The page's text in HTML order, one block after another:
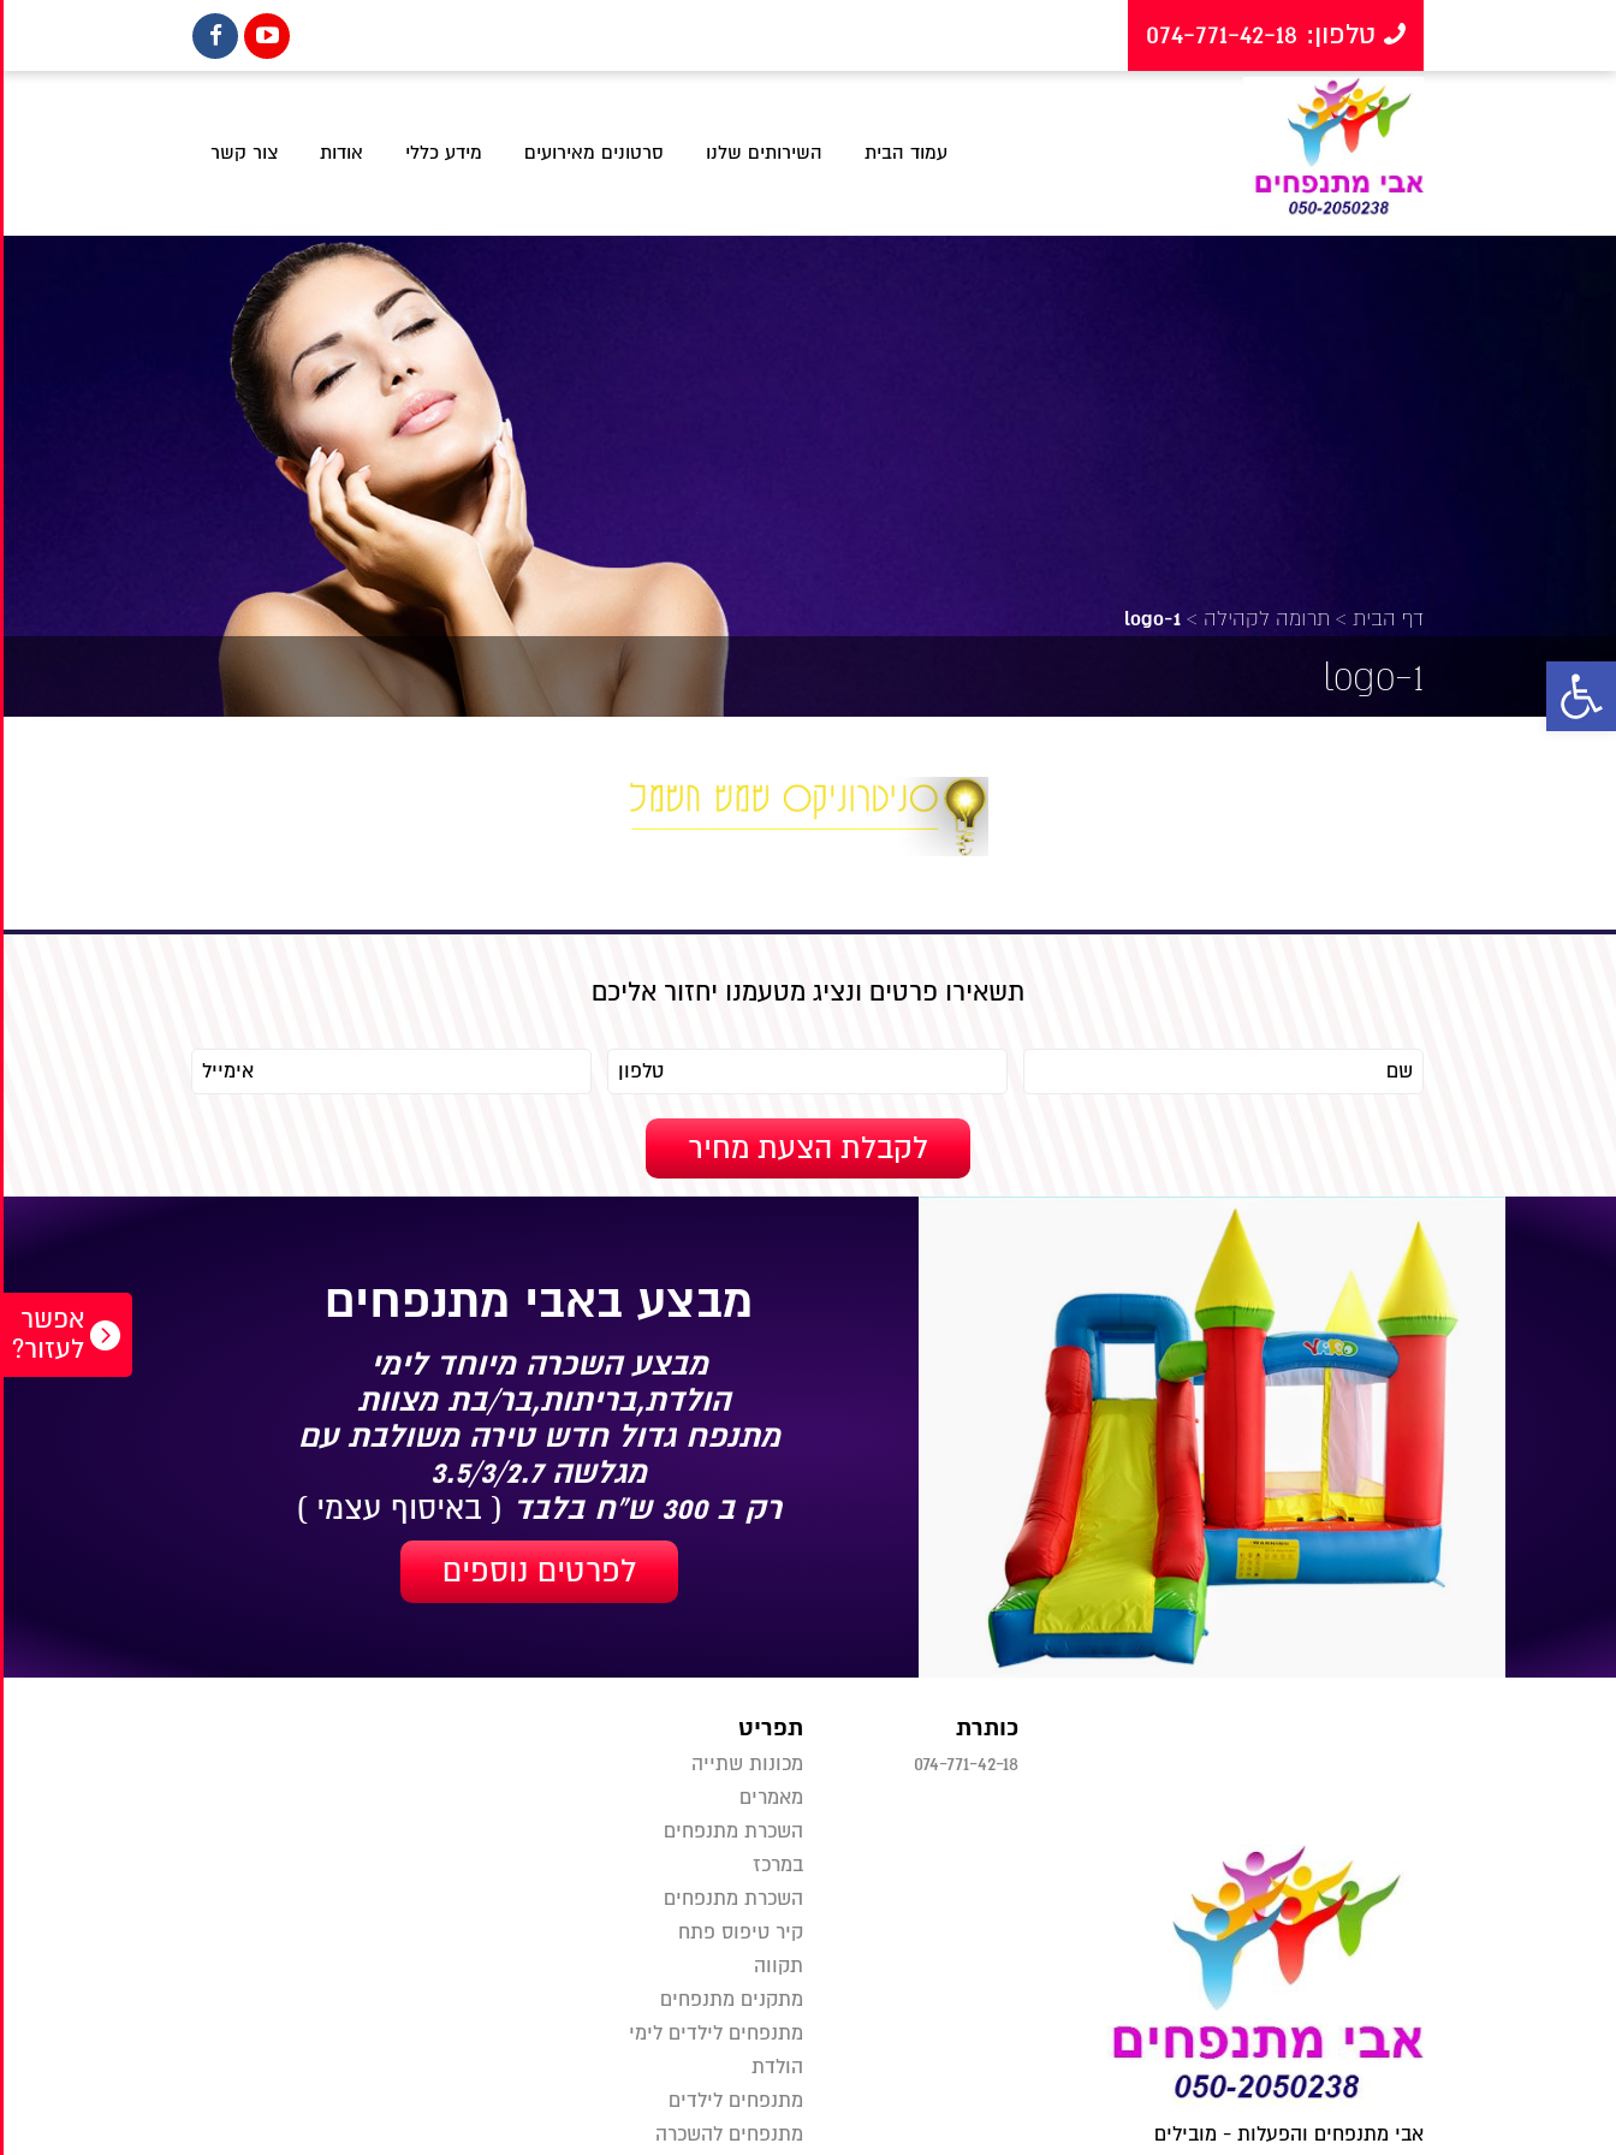
פתח סרגל נגישות
טלפון: 074-771-42-18
עמוד הבית השירותים שלנו סרטונים מאירועים מידע כללי אודות צור קשר
דף הבית > תרומה לקהילה >
logo-1
logo-1
אפשר
לעזור?
תשאירו פרטים ונציג מטעמנו יחזור אליכם
מבצע באבי מתנפחים
מבצע השכרה מיוחד לימי
הולדת,בריתות,בר/בת מצוות
מתנפח גדול חדש טירה משולבת עם
מגלשה 3.5/3/2.7
רק ב 300 ש"ח בלבד
( באיסוף עצמי )
לפרטים נוספים
אבי מתנפחים והפעלות - מובילים
כותרת
074-771-42-18
תפריט
מכונות שתייה
מאמרים
השכרת מתנפחים
במרכז
השכרת מתנפחים
קיר טיפוס פתח
תקווה
מתקנים מתנפחים
מתנפחים לילדים לימי
הולדת
מתנפחים לילדים
מתנפחים להשכרה